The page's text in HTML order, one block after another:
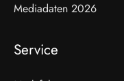
Mediadaten 2026
Service